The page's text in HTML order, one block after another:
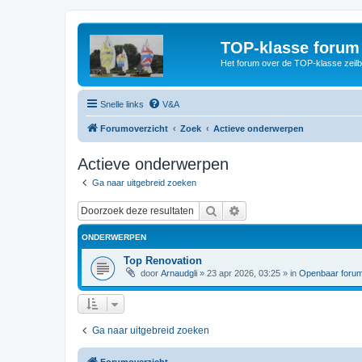
TOP-klasse forum
Het forum over de TOP-klasse
Snelle links V&A
Forumoverzicht Zoek Actieve onderwerpen
Actieve onderwerpen
Ga naar uitgebreid zoeken
Zoek
ONDERWERPEN
Top Renovation
door Arnaudgli » 23 apr 2026, 03:25 » in Openbaar
Ga naar uitgebreid zoeken